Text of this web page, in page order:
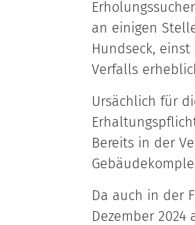
an einigen
Hundseck,
Verfalls
Ursächlich für
Bereits in der
Da auch in der
Dezember